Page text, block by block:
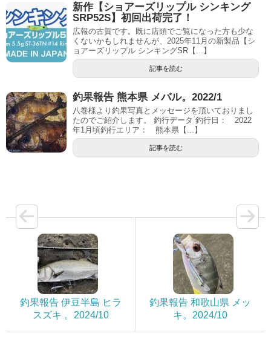
新作【ショアーズリップル シンキング
SRP52S】初回出荷完了！
広報の古賀です。既に店頭でご覧になった方も少な
くないかもしれませんが、2025年11月の新製品【シ
ョアーズリップル シンキングSR【...】
記事を読む
釣果報告 熊本県 メバル。2022/1
八巻様より釣果写真とメッセージを頂いておりまし
たのでご紹介します。 釣行データ 釣行日： 2022
年1月頃釣行エリア： 熊本県【...】
記事を読む
釣果報告 伊豆半島 ヒラ
スズキ 。2024/10
釣果報告 和歌山県 メッ
キ。2024/10